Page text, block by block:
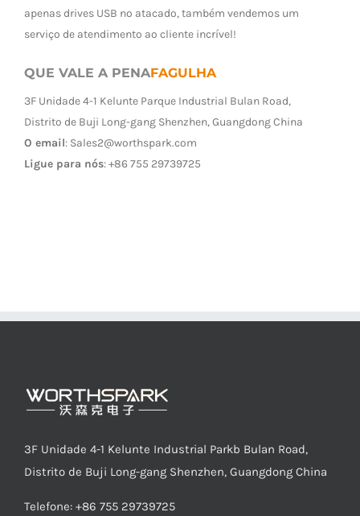
apenas drives USB no atacado, também vendemos um
serviço de atendimento ao cliente incrível!
QUE VALE A PENAFAGULHA
3F Unidade 4-1 Kelunte Parque Industrial Bulan Road,
Distrito de Buji Long-gang Shenzhen, Guangdong China
O email: Sales2@worthspark.com
Ligue para nós: +86 755 29739725
3F Unidade 4-1 Kelunte Industrial Parkb Bulan Road,
Distrito de Buji Long-gang Shenzhen, Guangdong China
Telefone: +86 755 29739725